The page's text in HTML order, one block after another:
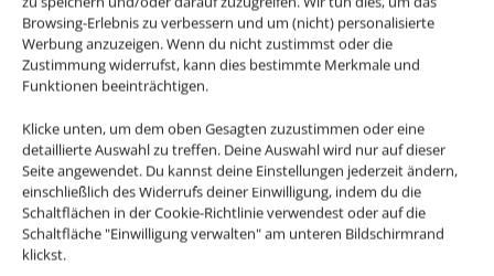
Browsing-Erlebnis zu verbessern und um (nicht) personalisierte
Werbung anzuzeigen. Wenn du nicht zustimmst oder die
Zustimmung widerrufst, kann dies bestimmte Merkmale und
Funktionen beeinträchtigen.
Klicke unten, um dem oben Gesagten zuzustimmen oder eine
detaillierte Auswahl zu treffen. Deine Auswahl wird nur auf dieser
Seite angewendet. Du kannst deine Einstellungen jederzeit ändern,
einschließlich des Widerrufs deiner Einwilligung, indem du die
Schaltflächen in der Cookie-Richtlinie verwendest oder auf die
Schaltfläche "Einwilligung verwalten" am unteren Bildschirmrand
klickst.
Matter-Steuerset
DALI Dimmaktor
WLAN-Steuerset
Funkdimmer-Set
Steuerset Philips Hue / ZigBee
Diese super flachen & schicken LED-Leuchtmittel,
werden aus einem Stück Aluminium im
unverkennbaren Rippendesign geschnitten bzw.